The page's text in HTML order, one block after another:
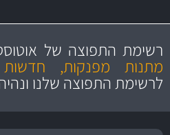
מקצועיות
ושירות מצויין
רשימת התפוצה של
מתנות מפנקות, חדשות
לרשימת התפוצה שלנו